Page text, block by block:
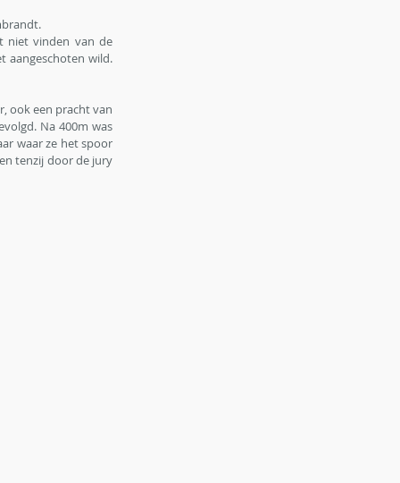
niet vinden van de
aangeschoten wild.
ook een pracht van
Na 400m was
waar ze het spoor
tenzij door de jury